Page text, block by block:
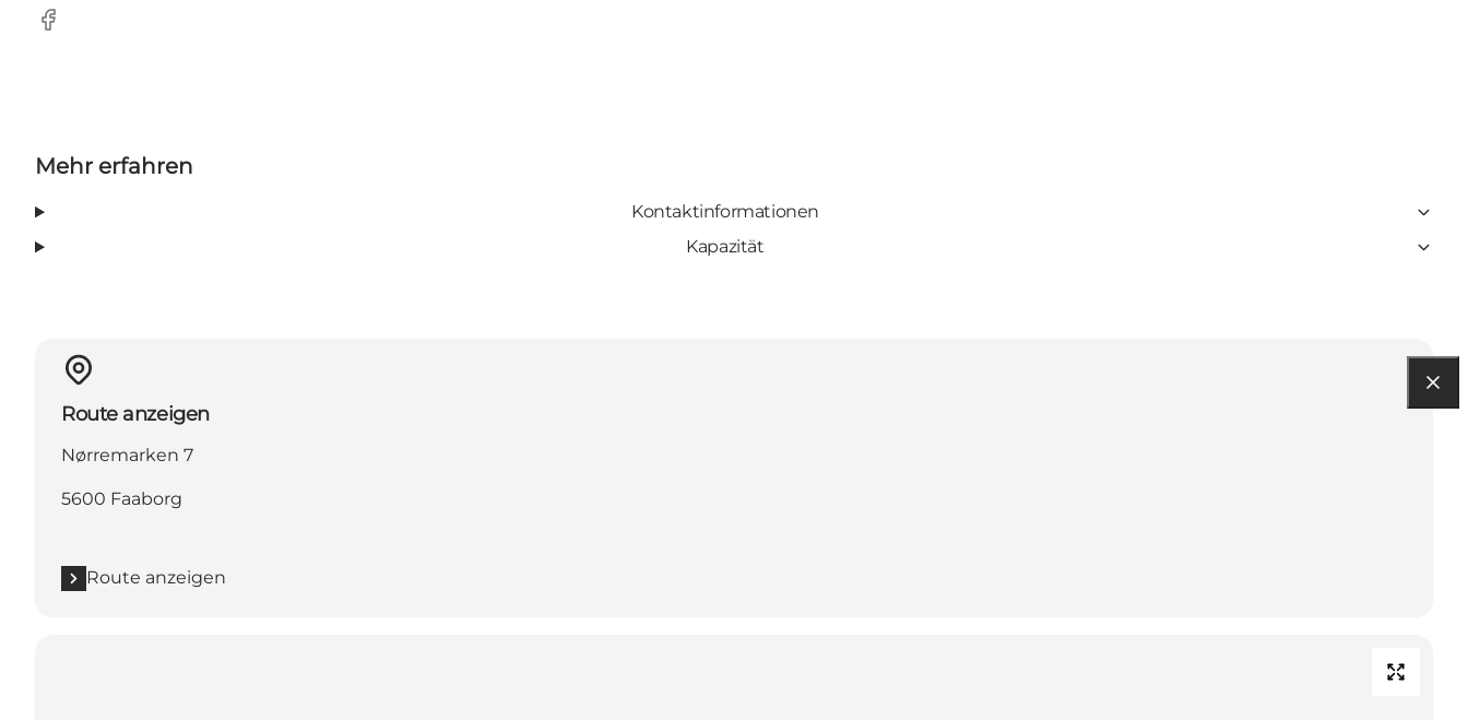
Facebook
Mehr erfahren
Kontaktinformationen
Kapazität
Route anzeigen
Nørremarken 7
5600 Faaborg
Route anzeigen